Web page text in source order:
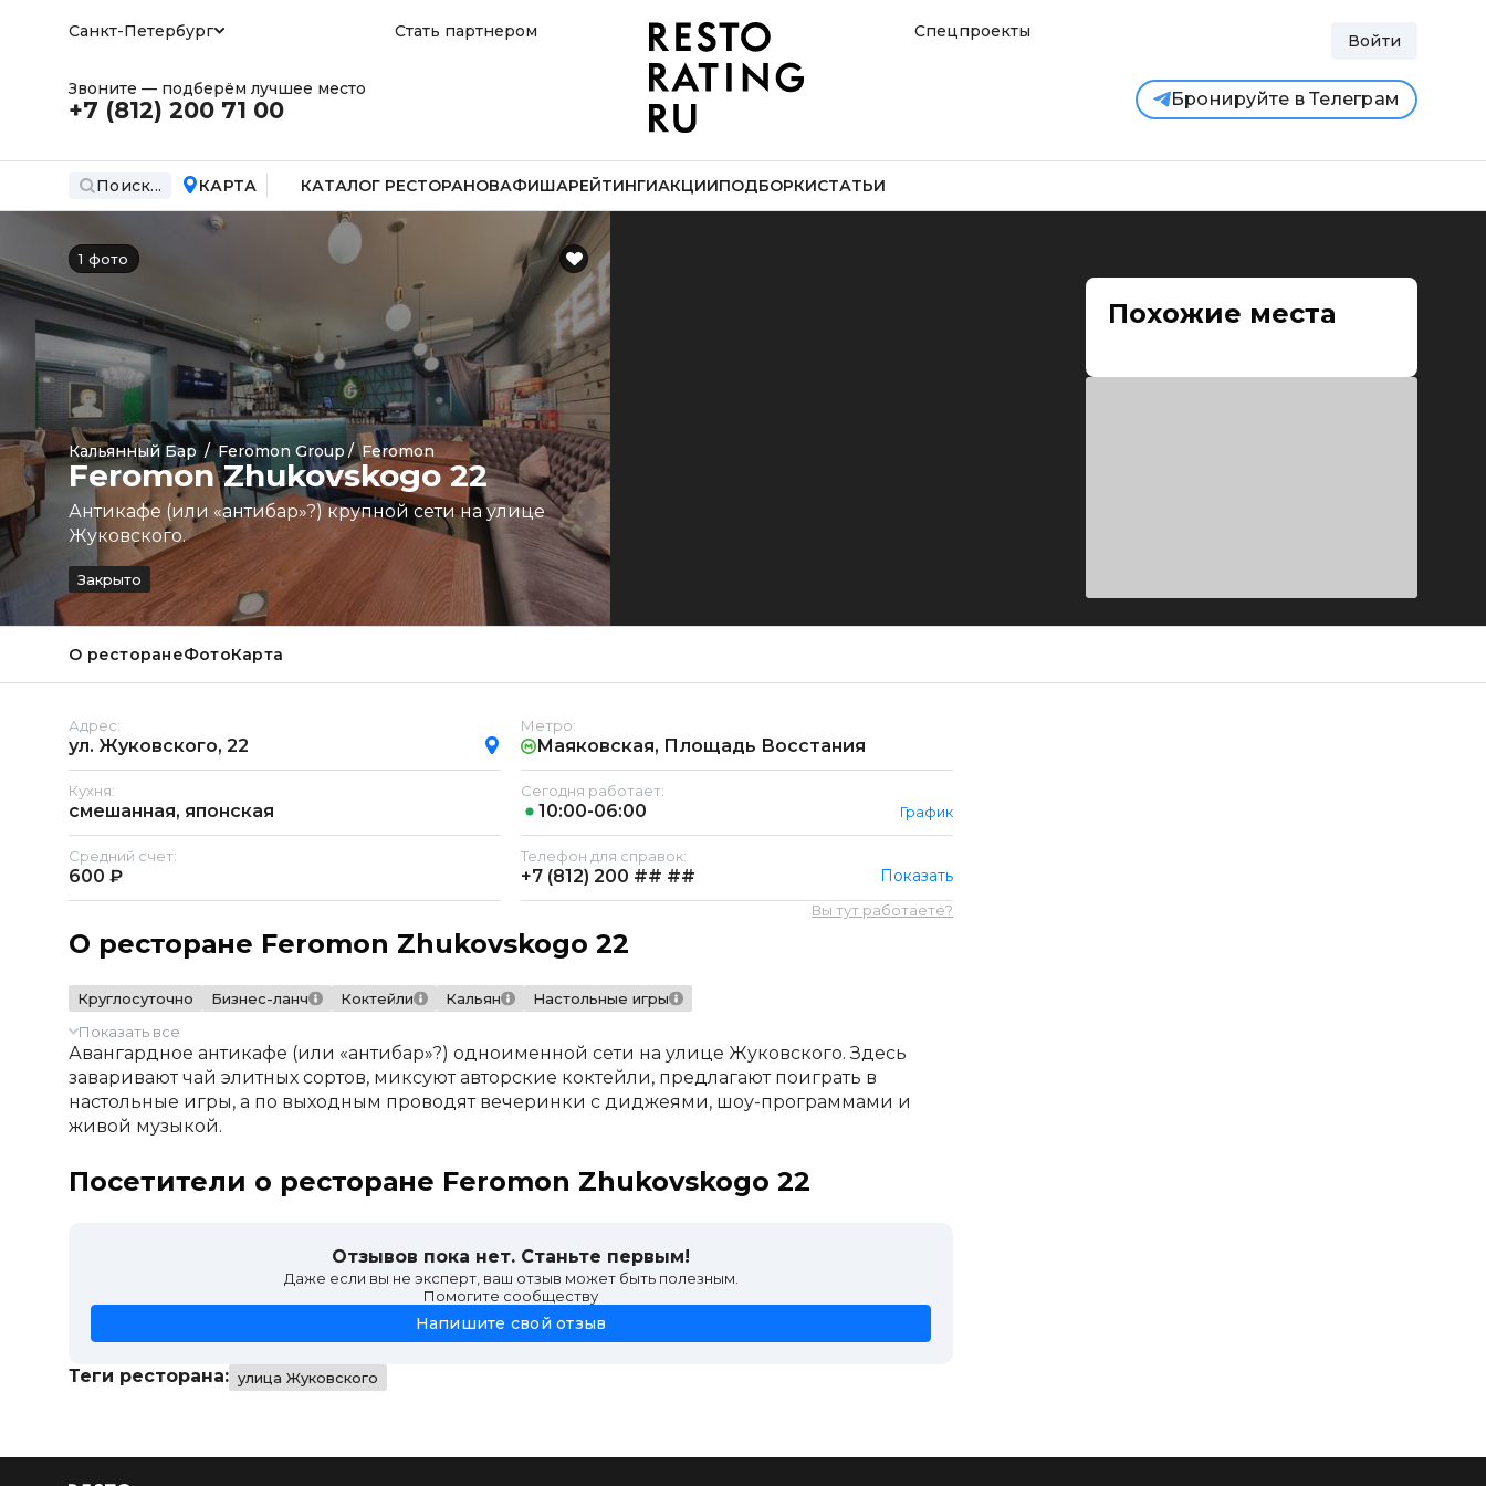
Санкт-Петербург Стать партнером Спецпроекты Войти
Звоните — подберём лучшее место
+7 (812) 200 71 00 Бронируйте в Телеграм
Поиск... КАРТА КАТАЛОГ РЕСТОРАНОВАФИШАРЕЙТИНГИАКЦИИПОДБОРКИСТАТЬИ
1 фото
Кальянный Бар / Feromon Group / Feromon
Feromon Zhukovskogo 22
Антикафе (или «антибар»?) крупной сети на улице
Жуковского.
Закрыто
О ресторанеФотоКарта
Адрес:
ул. Жуковского, 22
Метро:
Маяковская, Площадь Восстания
Кухня:
смешанная, японская
Сегодня работает:
10:00-06:00 График
Средний счет:
600 ₽
Телефон для справок:
+7 (812) 200 ## ## Показать
Вы тут работаете?
О ресторане Feromon Zhukovskogo 22
Круглосуточно Бизнес-ланч Коктейли Кальян
Настольные игры
Показать все
Авангардное антикафе (или «антибар»?) одноименной сети на улице Жуковского. Здесь
заваривают чай элитных сортов, миксуют авторские коктейли, предлагают поиграть в
настольные игры, а по выходным проводят вечеринки с диджеями, шоу-программами и
живой музыкой.
Посетители о ресторане Feromon Zhukovskogo 22
Отзывов пока нет. Станьте первым!
Даже если вы не эксперт, ваш отзыв может быть полезным.
Помогите сообществу
Напишите свой отзыв
Теги ресторана: улица Жуковского
Похожие места